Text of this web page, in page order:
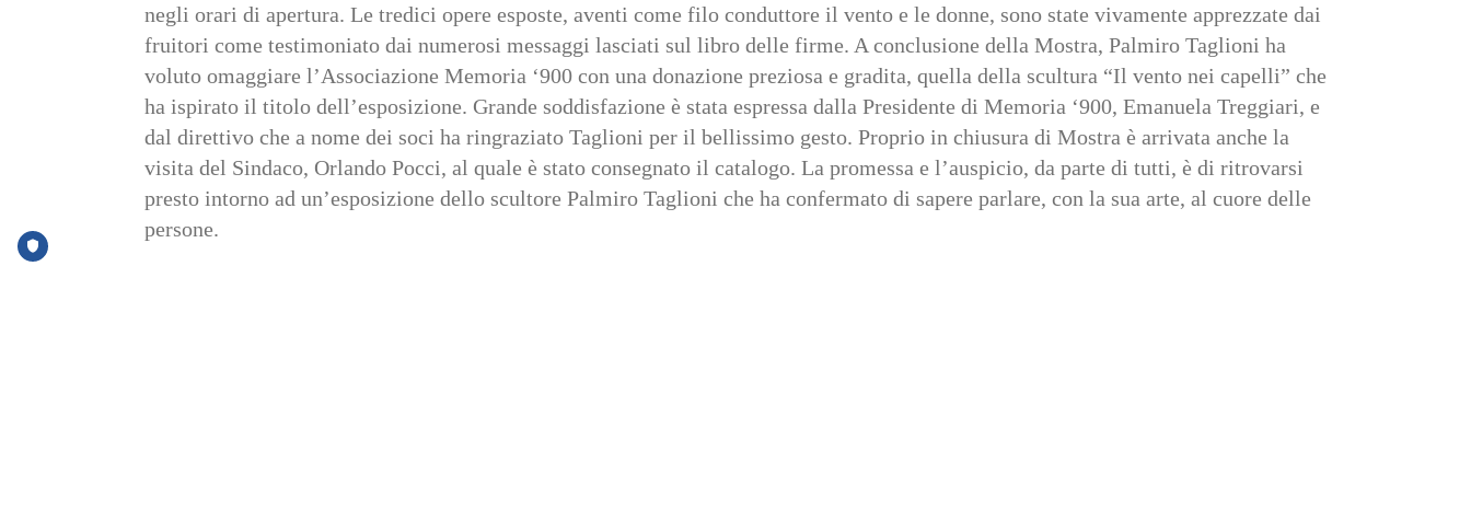
negli orari di apertura. Le tredici opere esposte, aventi come filo conduttore il vento e le donne, sono state vivamente apprezzate dai
fruitori come testimoniato dai numerosi messaggi lasciati sul libro delle firme. A conclusione della Mostra, Palmiro Taglioni ha
voluto omaggiare l’Associazione Memoria ‘900 con una donazione preziosa e gradita, quella della scultura “Il vento nei capelli” che
ha ispirato il titolo dell’esposizione. Grande soddisfazione è stata espressa dalla Presidente di Memoria ‘900, Emanuela Treggiari, e
dal direttivo che a nome dei soci ha ringraziato Taglioni per il bellissimo gesto. Proprio in chiusura di Mostra è arrivata anche la
visita del Sindaco, Orlando Pocci, al quale è stato consegnato il catalogo. La promessa e l’auspicio, da parte di tutti, è di ritrovarsi
presto intorno ad un’esposizione dello scultore Palmiro Taglioni che ha confermato di sapere parlare, con la sua arte, al cuore delle
persone.